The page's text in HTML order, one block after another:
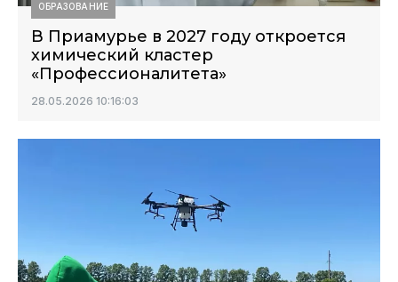
ОБРАЗОВАНИЕ
В Приамурье в 2027 году откроется
химический кластер
«Профессионалитета»
28.05.2026 10:16:03